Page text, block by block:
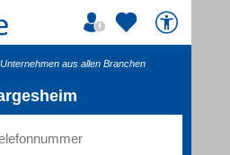
aus allen Branchen